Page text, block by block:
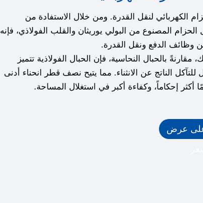
الكهربائي لنقل القدرة. ومن خلال الاستفادة من
المصنوع من البولي يوريثان والقلب الفولاذي، فإنه
وظائف الدفع ونقل القدرة.
مقارنةً بالحبال النحاسية، فإن الحبال الفولاذية تتميز
الناتج عن الانثناء. مما يتيح نصف قطر انحناء أدنى
أكثر إحكاماً، وكفاءة أكبر في استغلال المساحة.
عرض